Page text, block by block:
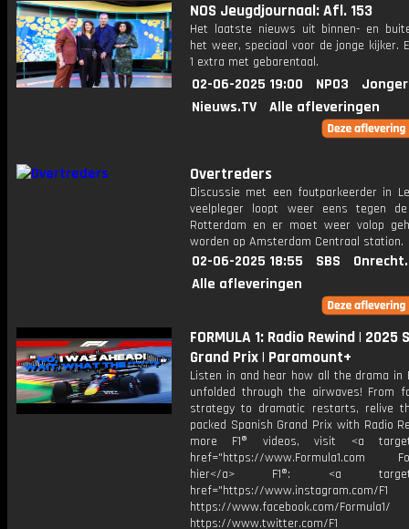
NOS Jeugdjournaal: Afl. 153
Het laatste nieuws uit binnen- en
het weer, speciaal voor de jonge kijker.
1 extra met gebarentaal.
02-06-2025 19:00 NPO3
Nieuws.TV
Alle afleveringen
Overtreders
Discussie met een foutparkeerder in
veelpleger loopt weer eens tegen
Rotterdam en er moet weer volop
worden op Amsterdam Centraal station.
02-06-2025 18:55 SBS
Alle afleveringen
FORMULA 1: Radio Rewind | 2025
Grand Prix | Paramount+
Listen in and hear how all the drama in
unfolded through the airwaves! From
strategy to dramatic restarts, relive
packed Spanish Grand Prix with Radio
more F1® videos, visit <a
href="https://www.Formula1.com
hier</a> F1®: <a
href="https://www.instagram.com/F1
https://www.facebook.com/Formula1/
https://www.twitter.com/F1